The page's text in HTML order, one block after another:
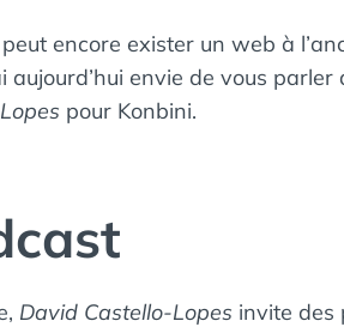
:
Й
П
S
peut encore exister un web à
aujourd’hui envie de vous parler
pour Konbini.
David Castello-Lopes invite des